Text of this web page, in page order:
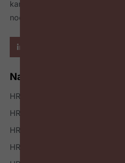
kan vinden en welke mindset
nodig zijn.
Navigatie
HR Nieuws
HR Podcast
HR Events
HR Bookazine